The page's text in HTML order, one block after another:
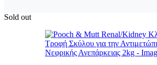
Sold out